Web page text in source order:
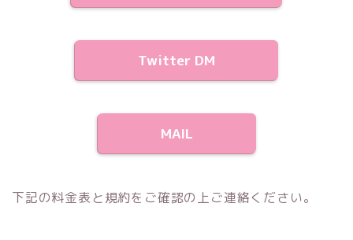
Twitter DM
MAIL
下記の料金表と規約をご確認の上ご連絡ください。